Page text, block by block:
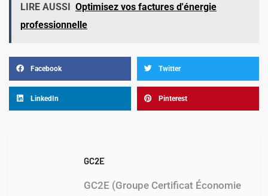
LIRE AUSSI Optimisez vos factures d'énergie
professionnelle
Facebook Twitter
LinkedIn Pinterest
GC2E
GC2E (Groupe Certificat Économie